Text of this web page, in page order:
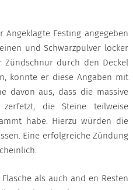
Festing angegeben
und Schwarzpulver locker
durch den Deckel
konnte er diese Angaben mit
davon aus, dass die massive
die Steine teilweise
habe. Hierzu würden die
Eine erfolgreiche Zündung
als auch and en Resten